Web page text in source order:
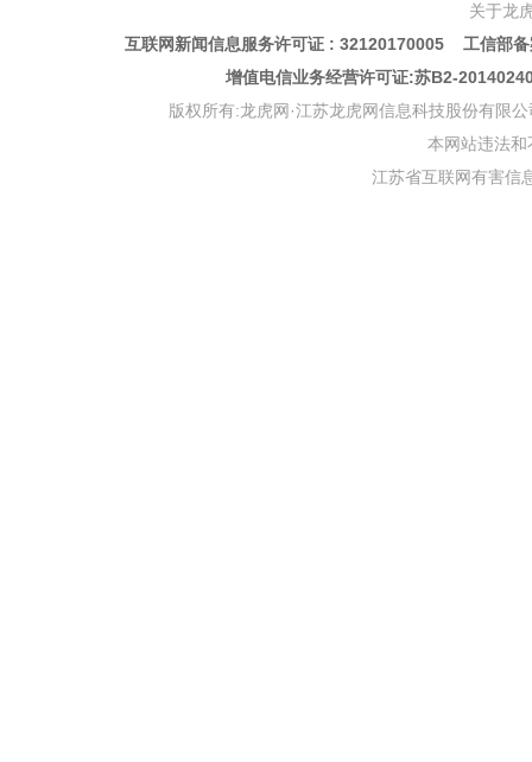
关于龙
互联网新闻信息服务许可证 : 32120170005 工信部
增值电信业务经营许可证:苏B2-
版权所有:龙虎网·江苏龙虎网信息科技股份有限
本网站违法
江苏省互联网有害